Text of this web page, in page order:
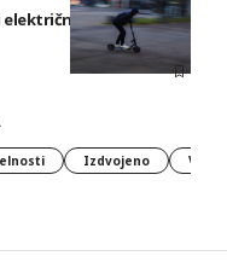
električnih romobila u
Izdvojeno